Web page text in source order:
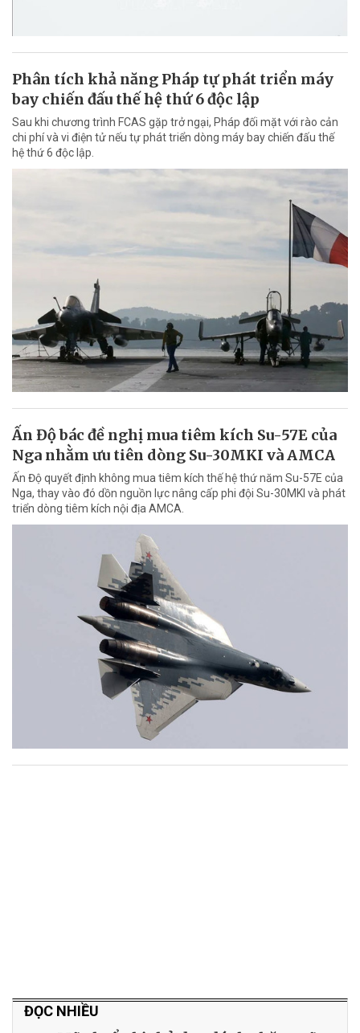
Phân tích khả năng Pháp tự phát triển máy
bay chiến đấu thế hệ thứ 6 độc lập
Sau khi chương trình FCAS gặp trở ngại, Pháp đối mặt với rào cản
chi phí và vi điện tử nếu tự phát triển dòng máy bay chiến đấu thế
hệ thứ 6 độc lập.
Ấn Độ bác đề nghị mua tiêm kích Su-57E của
Nga nhằm ưu tiên dòng Su-30MKI và AMCA
Ấn Độ quyết định không mua tiêm kích thế hệ thứ năm Su-57E của
Nga, thay vào đó dồn nguồn lực nâng cấp phi đội Su-30MKI và phát
triển dòng tiêm kích nội địa AMCA.
ĐỌC NHIỀU